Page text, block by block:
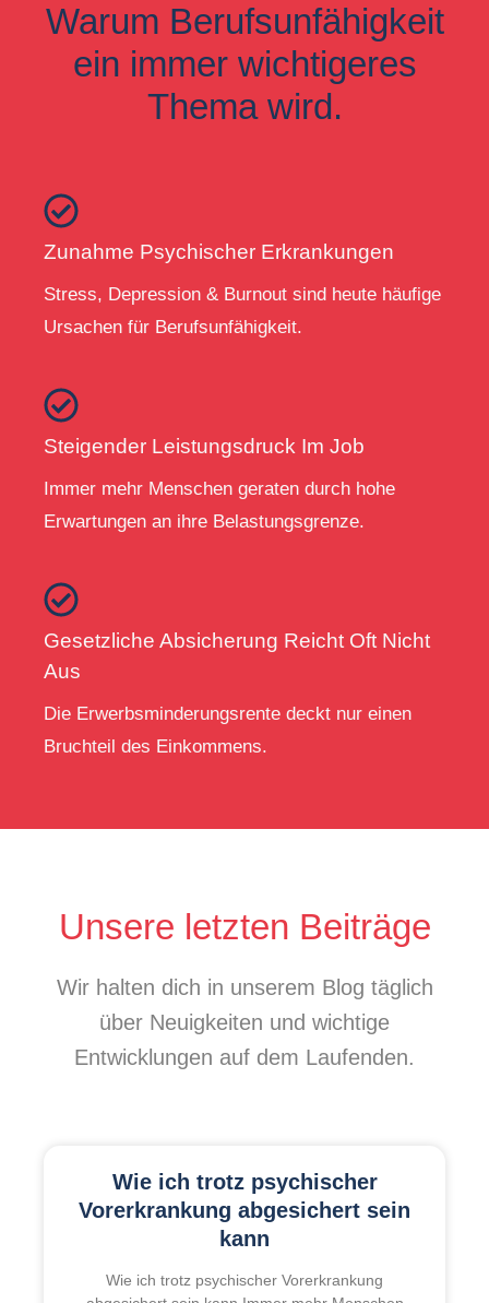
Warum Berufsunfähigkeit
ein immer wichtigeres
Thema wird.
Zunahme Psychischer Erkrankungen
Stress, Depression & Burnout sind heute häufige
Ursachen für Berufsunfähigkeit.
Steigender Leistungsdruck Im Job
Immer mehr Menschen geraten durch hohe
Erwartungen an ihre Belastungsgrenze.
Gesetzliche Absicherung Reicht Oft Nicht
Aus
Die Erwerbsminderungsrente deckt nur einen
Bruchteil des Einkommens.
Unsere letzten Beiträge
Wir halten dich in unserem Blog täglich
über Neuigkeiten und wichtige
Entwicklungen auf dem Laufenden.
Wie ich trotz psychischer
Vorerkrankung abgesichert sein
kann
Wie ich trotz psychischer Vorerkrankung